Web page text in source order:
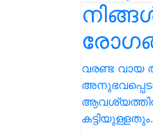
വരണ്ട വായ
ആവശ്യത്തിന്